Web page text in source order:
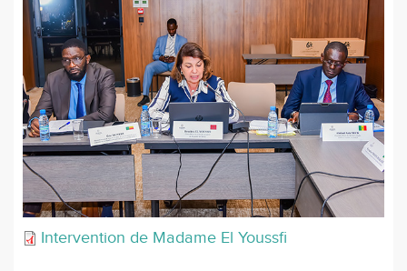
Intervention de Madame El Youssﬁ